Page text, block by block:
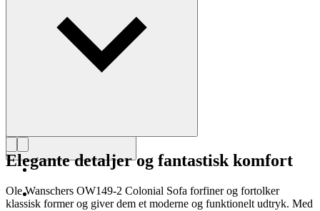
Læs mere om Ole Wanscher
Elegante detaljer og fantastisk komfort
Ole Wanschers OW149-2 Colonial Sofa forfiner og fortolker
klassisk former og giver dem et moderne og funktionelt udtryk. Med